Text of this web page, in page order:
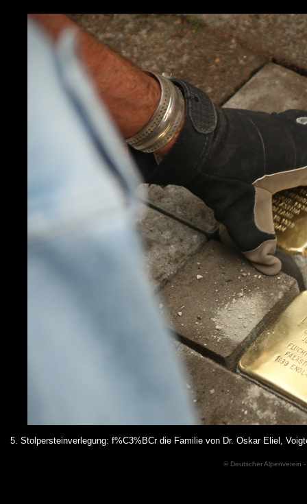
5. Stolpersteinverlegung: f%C3%BCr die Familie von Dr. Oskar Eliel,
© Deutscher Alpenverein